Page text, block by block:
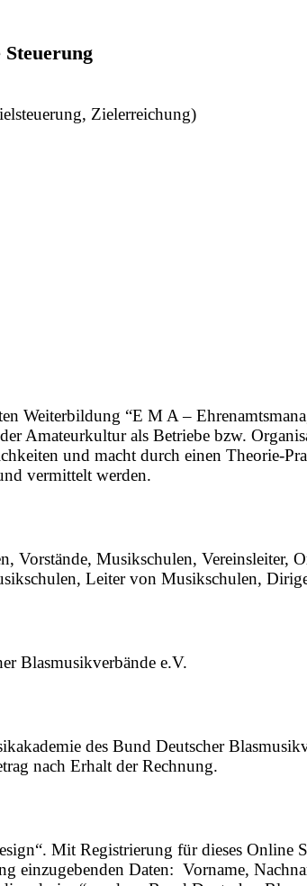
Zielerreichung)
Weiterbildung “E M A –
Amateurkultur als Betriebe bzw.
und macht durch einen Theorie-
vermittelt werden.
Musikschulen, Vereinsleiter,
Leiter von Musikschulen,
Blasmusikverbände e.V.
des Bund Deutscher
nach Erhalt der Rechnung.
Mit Registrierung für dieses Online
einzugebenden Daten: Vorname,